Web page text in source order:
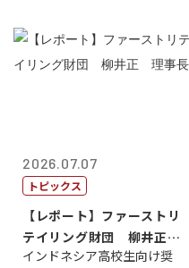
2026.07.07
トピックス
【レポート】ファーストリ
テイリング財団 柳井正
理事長
インドネシア高校生向け奨